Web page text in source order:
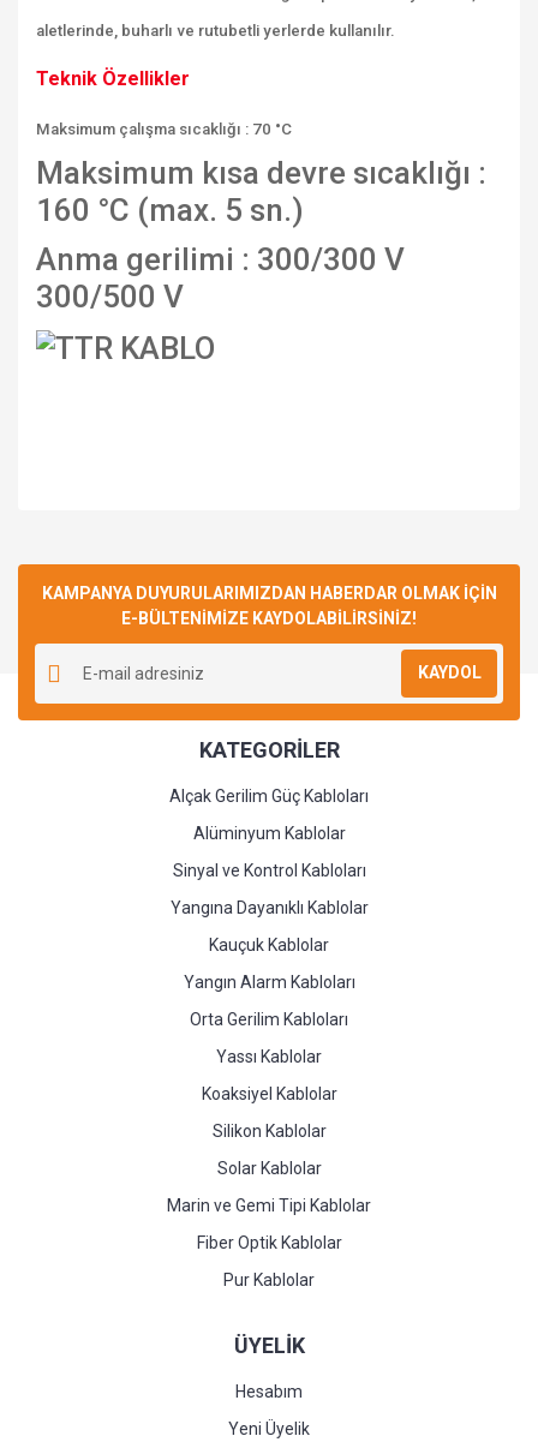
aletlerinde, buharlı ve rutubetli yerlerde kullanılır.
Teknik Özellikler
Maksimum çalışma sıcaklığı : 70 °C
Maksimum kısa devre sıcaklığı :
160 °C (max. 5 sn.)
Anma gerilimi : 300/300 V
300/500 V
Yorum Yaz
KAMPANYA DUYURULARIMIZDAN HABERDAR OLMAK İÇİN
E-BÜLTENİMİZE KAYDOLABİLİRSİNİZ!
KAYDOL
KATEGORİLER
Alçak Gerilim Güç Kabloları
Alüminyum Kablolar
Sinyal ve Kontrol Kabloları
Yangına Dayanıklı Kablolar
Kauçuk Kablolar
Yangın Alarm Kabloları
Orta Gerilim Kabloları
Yassı Kablolar
Koaksiyel Kablolar
Silikon Kablolar
Solar Kablolar
Marin ve Gemi Tipi Kablolar
Fiber Optik Kablolar
Pur Kablolar
ÜYELİK
Hesabım
Yeni Üyelik